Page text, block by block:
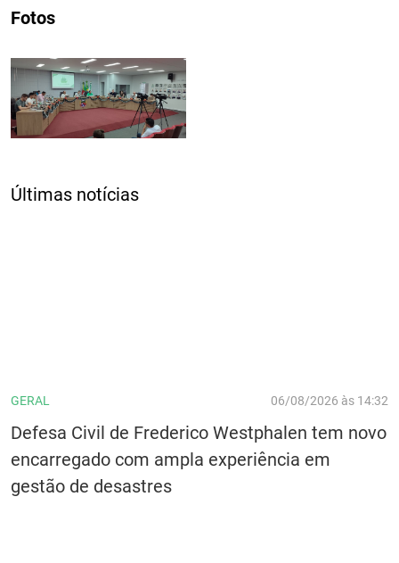
Fotos
Últimas notícias
GERAL 06/08/2026 às 14:32
Defesa Civil de Frederico Westphalen tem novo
encarregado com ampla experiência em
gestão de desastres